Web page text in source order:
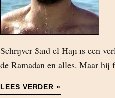
Schrijver Said el Haji is een
de Ramadan en alles. Maar hij
LEES VERDER »